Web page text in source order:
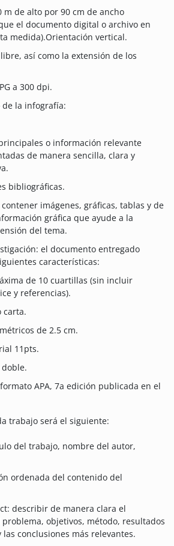
m de alto por 90 cm de ancho
el documento digital o archivo en
medida).Orientación vertical.
así como la extensión de los
a 300 dpi.
de la infografía:
o información relevante
de manera sencilla, clara y
bibliográficas.
contener imágenes, gráficas, tablas y de
gráfica que ayude a la
del tema.
el documento entregado
características:
de 10 cuartillas (sin incluir
y referencias).
carta.
de 2.5 cm.
11pts.
APA, 7a edición publicada en el
trabajo será el siguiente:
del trabajo, nombre del autor,
ordenada del contenido del
describir de manera clara el
objetivos, método, resultados
conclusiones más relevantes.